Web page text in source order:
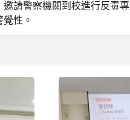
邀請警察機關到校進行反毒
性。